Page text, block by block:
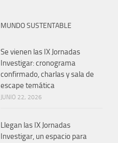
MUNDO SUSTENTABLE
Se vienen las IX Jornadas
Investigar: cronograma
confirmado, charlas y sala de
escape temática
JUNIO 22, 2026
Llegan las IX Jornadas
Investigar, un espacio para